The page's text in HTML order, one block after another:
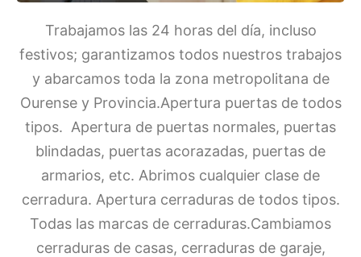
Trabajamos las 24 horas del día, incluso
festivos; garantizamos todos nuestros trabajos
y abarcamos toda la zona metropolitana de
Ourense y Provincia.Apertura puertas de todos
tipos. Apertura de puertas normales, puertas
blindadas, puertas acorazadas, puertas de
armarios, etc. Abrimos cualquier clase de
cerradura. Apertura cerraduras de todos tipos.
Todas las marcas de cerraduras.Cambiamos
cerraduras de casas, cerraduras de garaje,